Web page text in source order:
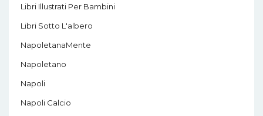
Libri Illustrati Per Bambini
Libri Sotto L'albero
NapoletanaMente
Napoletano
Napoli
Napoli Calcio